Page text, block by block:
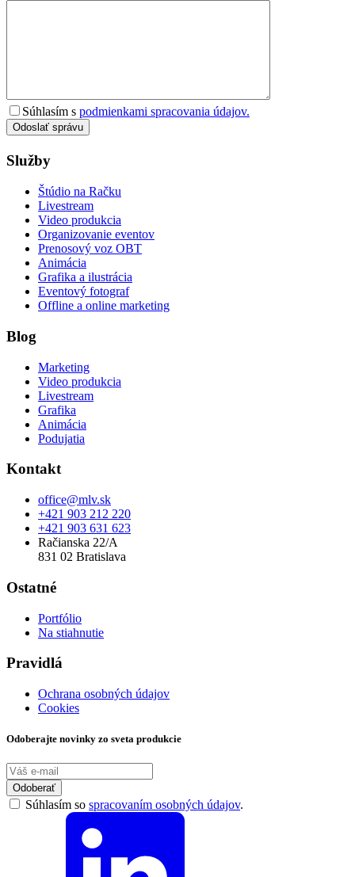
Súhlasím s podmienkami spracovania údajov.
Odoslať správu
Služby
Štúdio na Račku
Livestream
Video produkcia
Organizovanie eventov
Prenosový voz OBT
Animácia
Grafika a ilustrácia
Eventový fotograf
Offline a online marketing
Blog
Marketing
Video produkcia
Livestream
Grafika
Animácia
Podujatia
Kontakt
office@mlv.sk
+421 903 212 220
+421 903 631 623
Račianska 22/A
831 02 Bratislava
Ostatné
Portfólio
Na stiahnutie
Pravidlá
Ochrana osobných údajov
Cookies
Odoberajte novinky zo sveta produkcie
Odoberať
Súhlasím so spracovaním osobných údajov.